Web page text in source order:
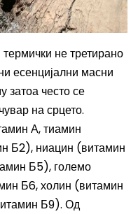
не третирано
есенцијални масни
затоа често се
на срцето.
А, тиамин
Б2), ниацин (витамин
Б5), големо
Б6, холин (витамин
Б9). Од